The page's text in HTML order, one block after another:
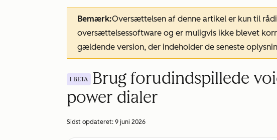
Bemærk:Oversættelsen af denne artikel er kun til
oversættelsessoftware og er muligvis ikke blevet
gældende version, der indeholder de seneste
I BETA
Brug forudindspillede
power dialer
Sidst opdateret: 9 juni 2026